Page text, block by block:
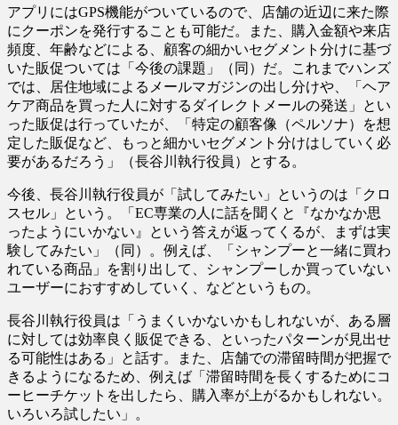
アプリにはGPS機能がついているので、店舗の近辺に来た際
にクーポンを発行することも可能だ。また、購入金額や来店
頻度、年齢などによる、顧客の細かいセグメント分けに基づ
いた販促ついては「今後の課題」（同）だ。これまでハンズ
では、居住地域によるメールマガジンの出し分けや、「ヘア
ケア商品を買った人に対するダイレクトメールの発送」とい
った販促は行っていたが、「特定の顧客像（ペルソナ）を想
定した販促など、もっと細かいセグメント分けはしていく必
要があるだろう」（長谷川執行役員）とする。
今後、長谷川執行役員が「試してみたい」というのは「クロ
スセル」という。「EC専業の人に話を聞くと『なかなか思
ったようにいかない』という答えが返ってくるが、まずは実
験してみたい」（同）。例えば、「シャンプーと一緒に買わ
れている商品」を割り出して、シャンプーしか買っていない
ユーザーにおすすめしていく、などというもの。
長谷川執行役員は「うまくいかないかもしれないが、ある層
に対しては効率良く販促できる、といったパターンが見出せ
る可能性はある」と話す。また、店舗での滞留時間が把握で
きるようになるため、例えば「滞留時間を長くするためにコ
ーヒーチケットを出したら、購入率が上がるかもしれない。
いろいろ試したい」。